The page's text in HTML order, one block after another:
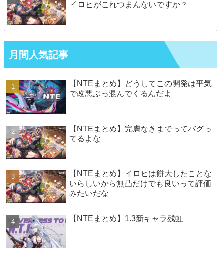
イロヒがこれつまんないですか？
月間人気記事
【NTEまとめ】どうしてこの開発は平気
で改悪ぶっ混んでくるんだよ
【NTEまとめ】完膚なきまでってバグっ
てるよな
【NTEまとめ】イロヒは餅大したことな
いらしいから無凸だけでも良いって評価
みたいだな
【NTEまとめ】1.3新キャラ残虹